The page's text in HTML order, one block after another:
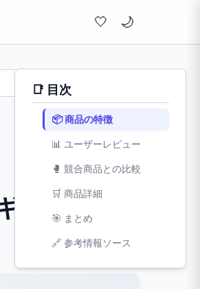
🤍
ター
文字サイズ:
📑 目次
📦 商品の特徴
📊 ユーザーレビュー
🥊 競合商品との比較
🛒 商品詳細
🎯 まとめ
🔗 参考情報ソース